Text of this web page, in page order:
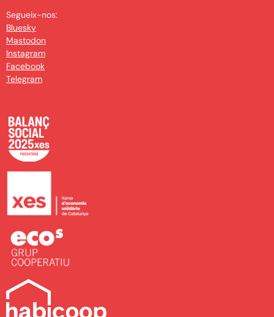
Segueix-nos:
Bluesky
Mastodon
Instagram
Facebook
Telegram